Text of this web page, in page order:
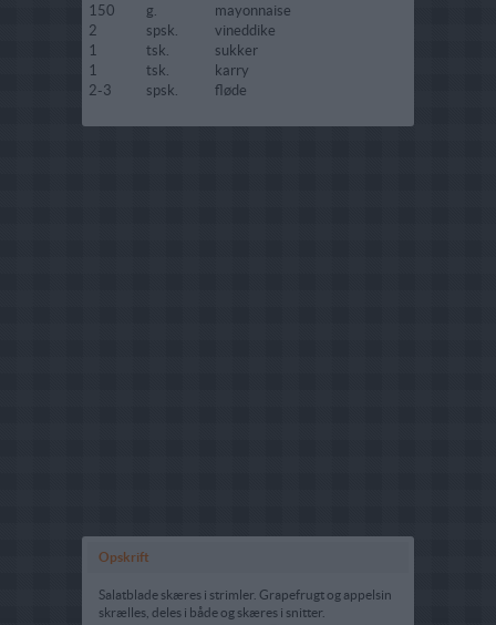
150
g.
mayonnaise
2
spsk.
vineddike
1
tsk.
sukker
1
tsk.
karry
2-3
spsk. fløde
Opskrift
Salatblade skæres i strimler. Grapefrugt og appelsin
skrælles, deles i både og skæres i snitter.